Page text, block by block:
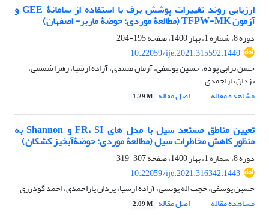
ارزیابی روند تغییرات پوشش برف با استفاده از سامانۀ GEE و
آزمون TFPW-MK (مطالعۀ موردی: حوضۀ ماربر- اصفهان)
دوره 8، شماره 1، بهار 1400، صفحه
195-204
10.22059/ije.2021.315592.1440
حسن ترابی پوده، حسین یوسفی، آرمان صمدی، آزاده ارشیا، زهرا شمسی،
یزدان یاراحمدی
مشاهده مقاله
اصل مقاله 1.29 M
تعیین مناطق مستعد سیل با مدل ‏های FR، SI و Shannon به
‏منظور کاهش مخاطرات سیل (مطالعۀ موردی: حوضۀ‏آبخیز کشکان)
دوره 8، شماره 1، بهار 1400، صفحه
307-319
10.22059/ije.2021.316342.1443
حسین یوسفی، حجت اله یونسی، آزاده ارشیا، یزدان یاراحمدی، احمد گودرزی
مشاهده مقاله
اصل مقاله 2.09 M